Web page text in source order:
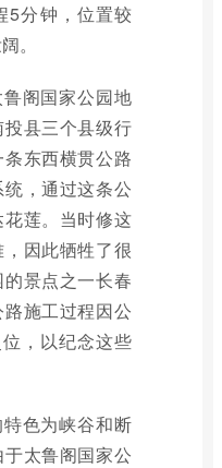
5分钟，位置较
。
阁国家公园地
县三个县级行
东西横贯公路
，通过这条公
莲。当时修这
因此牺牲了很
景点之一长春
施工过程因公
，以纪念这些
色为峡谷和断
太鲁阁国家公